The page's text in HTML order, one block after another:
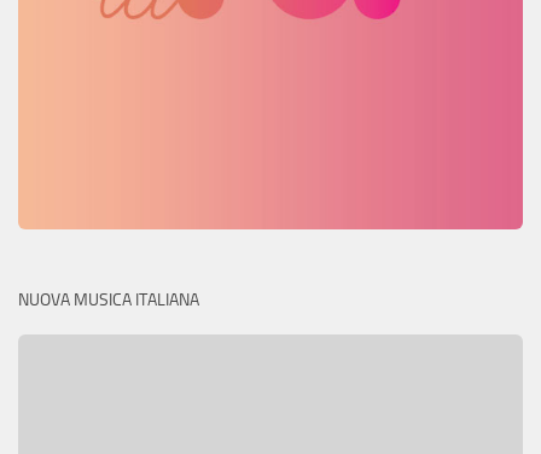
NUOVA MUSICA ITALIANA